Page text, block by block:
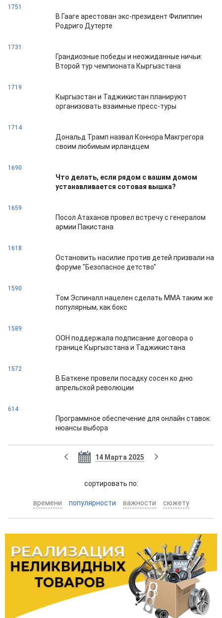
1751
В Гааге арестован экс-президент Филиппин
Родриго Дутерте
1731
Грандиозные победы и неожиданные ничьи:
Второй тур чемпионата Кыргызстана
1719
Кыргызстан и Таджикистан планируют
организовать взаимные пресс-туры
1714
Дональд Трамп назвал Коннора Макгрегора
своим любимым ирландцем
1690
Что делать, если рядом с вашим домом
устанавливается сотовая вышка?
1659
Посол Атаханов провел встречу с генералом
армии Пакистана
1618
Остановить насилие против детей призвали на
форуме "Безопасное детство"
1590
Том Эспиналл нацелен сделать ММА таким же
популярным, как бокс
1589
ООН поддержала подписание договора о
границе Кыргызстана и Таджикистана
1572
В Баткене провели посадку сосен ко дню
апрельской революции
614
Программное обеспечение для онлайн ставок:
нюансы выбора
14 Марта 2025
cортировать по:
времени популярности важности сюжету